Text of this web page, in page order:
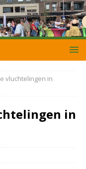
vluchtelingen in
in